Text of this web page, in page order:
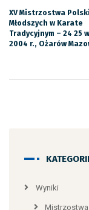
XV Mistrzostwa
Młodszych w Karate
Tradycyjnym – 24 25
2004 r., Ożarów
Wyniki
Mistrzostwa